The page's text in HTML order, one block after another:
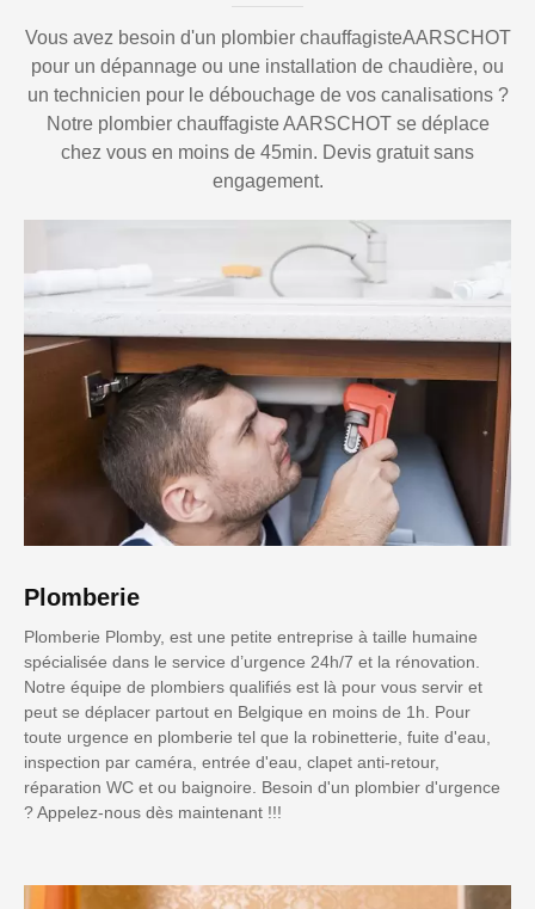
Vous avez besoin d'un plombier chauffagisteAARSCHOT
pour un dépannage ou une installation de chaudière, ou
un technicien pour le débouchage de vos canalisations ?
Notre plombier chauffagiste AARSCHOT se déplace
chez vous en moins de 45min. Devis gratuit sans
engagement.
Plomberie
Plomberie Plomby, est une petite entreprise à taille humaine
spécialisée dans le service d’urgence 24h/7 et la rénovation.
Notre équipe de plombiers qualifiés est là pour vous servir et
peut se déplacer partout en Belgique en moins de 1h. Pour
toute urgence en plomberie tel que la robinetterie, fuite d'eau,
inspection par caméra, entrée d'eau, clapet anti-retour,
réparation WC et ou baignoire. Besoin d'un plombier d'urgence
? Appelez-nous dès maintenant !!!